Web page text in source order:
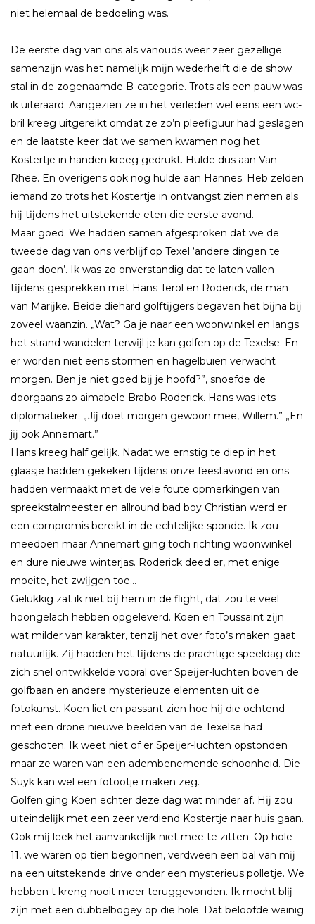
niet helemaal de bedoeling was.
De eerste dag van ons als vanouds weer zeer gezellige
samenzĳn was het namelĳk mĳn wederhelft die de show
stal in de zogenaamde B-categorie. Trots als een pauw was
ik uiteraard. Aangezien ze in het verleden wel eens een wc-
bril kreeg uitgereikt omdat ze zo’n pleefiguur had geslagen
en de laatste keer dat we samen kwamen nog het
Kostertje in handen kreeg gedrukt. Hulde dus aan Van
Rhee. En overigens ook nog hulde aan Hannes. Heb zelden
iemand zo trots het Kostertje in ontvangst zien nemen als
hĳ tĳdens het uitstekende eten die eerste avond.
Maar goed. We hadden samen afgesproken dat we de
tweede dag van ons verblĳf op Texel ‘andere dingen te
gaan doen’. Ik was zo onverstandig dat te laten vallen
tĳdens gesprekken met Hans Terol en Roderick, de man
van Marĳke. Beide diehard golftĳgers begaven het bĳna bĳ
zoveel waanzin. „Wat? Ga je naar een woonwinkel en langs
het strand wandelen terwĳl je kan golfen op de Texelse. En
er worden niet eens stormen en hagelbuien verwacht
morgen. Ben je niet goed bĳ je hoofd?”, snoefde de
doorgaans zo aimabele Brabo Roderick. Hans was iets
diplomatieker: „Jĳ doet morgen gewoon mee, Willem.” „En
jĳ ook Annemart.”
Hans kreeg half gelĳk. Nadat we ernstig te diep in het
glaasje hadden gekeken tĳdens onze feestavond en ons
hadden vermaakt met de vele foute opmerkingen van
spreekstalmeester en allround bad boy Christian werd er
een compromis bereikt in de echtelĳke sponde. Ik zou
meedoen maar Annemart ging toch richting woonwinkel
en dure nieuwe winterjas. Roderick deed er, met enige
moeite, het zwĳgen toe…
Gelukkig zat ik niet bĳ hem in de flight, dat zou te veel
hoongelach hebben opgeleverd. Koen en Toussaint zĳn
wat milder van karakter, tenzĳ het over foto’s maken gaat
natuurlĳk. Zĳ hadden het tĳdens de prachtige speeldag die
zich snel ontwikkelde vooral over Speĳer-luchten boven de
golfbaan en andere mysterieuze elementen uit de
fotokunst. Koen liet en passant zien hoe hĳ die ochtend
met een drone nieuwe beelden van de Texelse had
geschoten. Ik weet niet of er Speĳer-luchten opstonden
maar ze waren van een adembenemende schoonheid. Die
Suyk kan wel een fotootje maken zeg.
Golfen ging Koen echter deze dag wat minder af. Hĳ zou
uiteindelĳk met een zeer verdiend Kostertje naar huis gaan.
Ook mĳ leek het aanvankelĳk niet mee te zitten. Op hole
11, we waren op tien begonnen, verdween een bal van mĳ
na een uitstekende drive onder een mysterieus polletje. We
hebben t kreng nooit meer teruggevonden. Ik mocht blĳ
zĳn met een dubbelbogey op die hole. Dat beloofde weinig